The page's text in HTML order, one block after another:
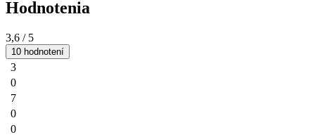
Hodnotenia
3,6 / 5
10 hodnotení
3
0
7
0
0